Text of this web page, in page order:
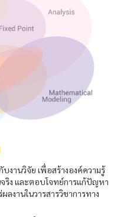
งานวิจัย เพื่อสร้างองค์ความรู้
ริง และตอบโจทย์การแก้ปัญหา
ลงานในวารสารวิชาการทาง